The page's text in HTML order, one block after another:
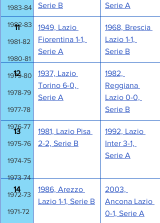
1983-84
1982-83
1981-82
1980-81
1979-80
1978-79
1977-78
1976-77
1975-76
1974-75
1973-74
1972-73
1971-72
Serie B
Serie A
11
1949, Lazio
Fiorentina 1-1,
Serie A
1968, Brescia
Lazio 1-1,
Serie B
12
1937, Lazio
Torino 6-0,
Serie A
1982,
Reggiana
Lazio 0-0,
Serie B
13
1981, Lazio Pisa
2-2, Serie B
1992, Lazio
Inter 3-1,
Serie A
14
1986, Arezzo
Lazio 1-1, Serie B
2003,
Ancona Lazio
0-1, Serie A